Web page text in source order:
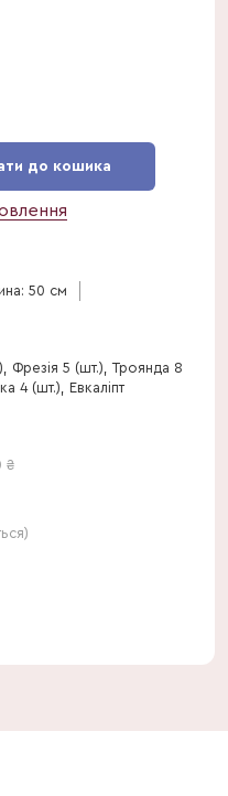
до кошика
50 см
Фрезія 5 (шт.), Троянда 8
4 (шт.), Евкаліпт
₴